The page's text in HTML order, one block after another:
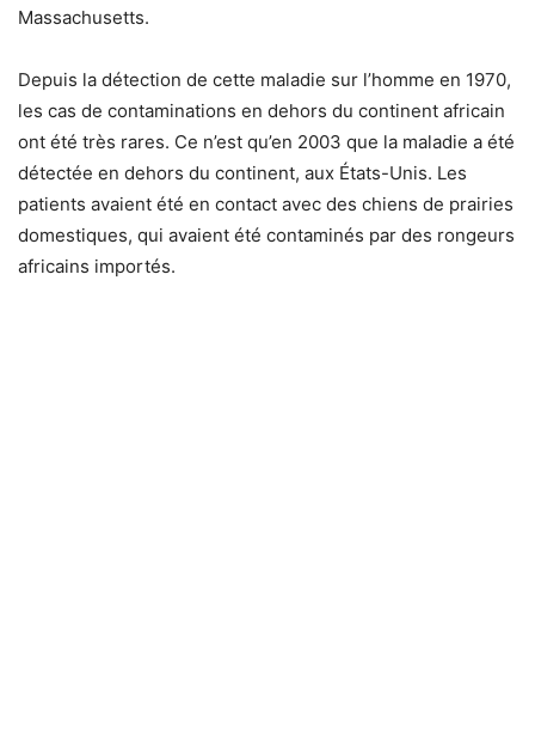
Massachusetts.
Depuis la détection de cette maladie sur l’homme en 1970,
les cas de contaminations en dehors du continent africain
ont été très rares. Ce n’est qu’en 2003 que la maladie a été
détectée en dehors du continent, aux États-Unis. Les
patients avaient été en contact avec des chiens de prairies
domestiques, qui avaient été contaminés par des rongeurs
africains importés.